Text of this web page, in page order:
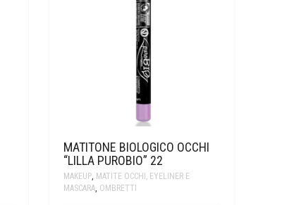
MATITONE BIOLOGICO OCCHI
“LILLA PUROBIO” 22
MAKEUP, MATITE OCCHI, EYELINER E
MASCARA, OMBRETTI